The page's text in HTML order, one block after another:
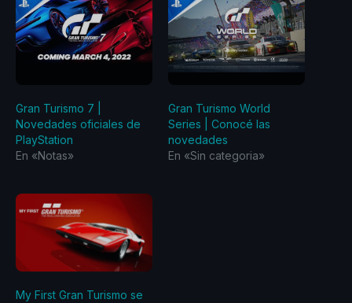
Gran Turismo 7 |
Novedades oficiales de
PlayStation
En «Notas»
Gran Turismo World
Series | Conocé las
novedades
En «Sin categoria»
My First Gran Turismo se